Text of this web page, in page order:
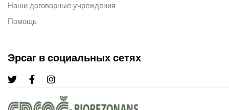
Наши договорные учреждения
Помощь
Эрсаг в социальных сетях